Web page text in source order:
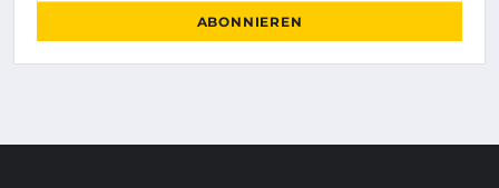
ABONNIEREN